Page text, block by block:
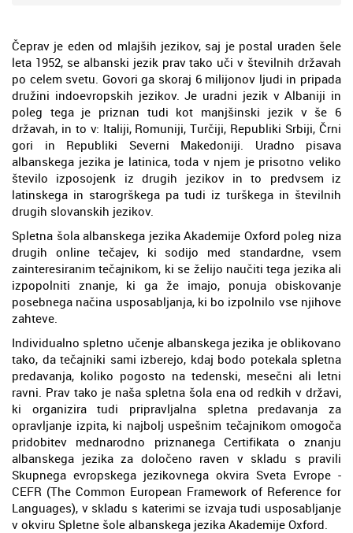
Čeprav je eden od mlajših jezikov, saj je postal uraden šele
leta 1952, se albanski jezik prav tako uči v številnih državah
po celem svetu. Govori ga skoraj 6 milijonov ljudi in pripada
družini indoevropskih jezikov. Je uradni jezik v Albaniji in
poleg tega je priznan tudi kot manjšinski jezik v še 6
državah, in to v: Italiji, Romuniji, Turčiji, Republiki Srbiji, Črni
gori in Republiki Severni Makedoniji. Uradno pisava
albanskega jezika je latinica, toda v njem je prisotno veliko
število izposojenk iz drugih jezikov in to predvsem iz
latinskega in starogrškega pa tudi iz turškega in številnih
drugih slovanskih jezikov.
Spletna šola albanskega jezika Akademije Oxford poleg niza
drugih online tečajev, ki sodijo med standardne, vsem
zainteresiranim tečajnikom, ki se želijo naučiti tega jezika ali
izpopolniti znanje, ki ga že imajo, ponuja obiskovanje
posebnega načina usposabljanja, ki bo izpolnilo vse njihove
zahteve.
Individualno spletno učenje albanskega jezika je oblikovano
tako, da tečajniki sami izberejo, kdaj bodo potekala spletna
predavanja, koliko pogosto na tedenski, mesečni ali letni
ravni. Prav tako je naša spletna šola ena od redkih v državi,
ki organizira tudi pripravljalna spletna predavanja za
opravljanje izpita, ki najbolj uspešnim tečajnikom omogoča
pridobitev mednarodno priznanega Certifikata o znanju
albanskega jezika za določeno raven v skladu s pravili
Skupnega evropskega jezikovnega okvira Sveta Evrope -
CEFR (The Common European Framework of Reference for
Languages), v skladu s katerimi se izvaja tudi usposabljanje
v okviru Spletne šole albanskega jezika Akademije Oxford.